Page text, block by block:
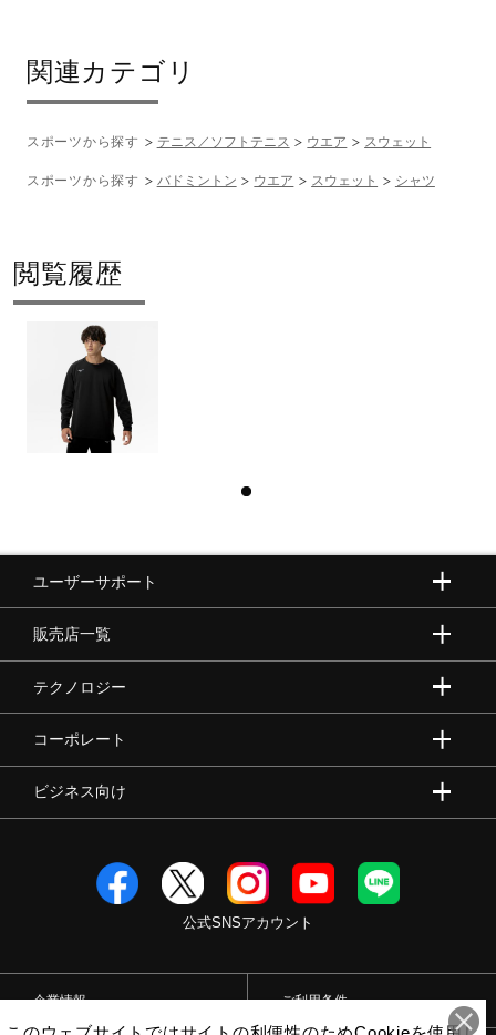
関連カテゴリ
スポーツから探す テニス／ソフトテニス ウエア スウェット
スポーツから探す バドミントン ウエア スウェット シャツ
閲覧履歴
ユーザーサポート
販売店一覧
テクノロジー
コーポレート
ビジネス向け
公式SNSアカウント
企業情報 ご利用条件